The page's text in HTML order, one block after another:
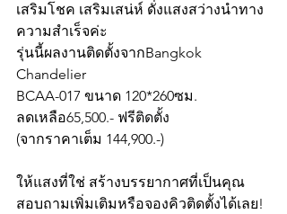
เสริมโชค เสริมเสน่ห์ ดั่งแสงสว่างนำทาง
ความสำเร็จค่ะ
รุ่นนี้ผลงานติดตั้งจากBangkok
Chandelier
BCAA-017 ขนาด 120*260ซม.
ลดเหลือ65,500.- ฟรีติดตั้ง
(จากราคาเต็ม 144,900.-)
ให้แสงที่ใช่ สร้างบรรยากาศที่เป็นคุณ
สอบถามเพิ่มเติมหรือจองคิวติดตั้งได้เลย!